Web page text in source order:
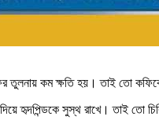
তুলনায় কম ক্ষতি হয়। তাই তো
হৃদপিন্ডকে সুস্থ রাখে। তাই তো